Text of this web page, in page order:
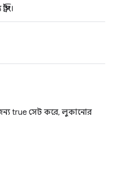
true সেট করে, লুকানোর